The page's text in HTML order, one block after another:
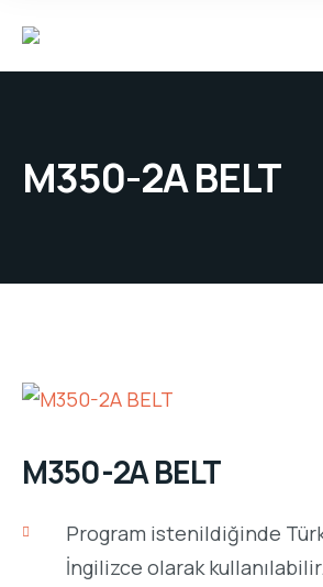
M350-2A BELT
M350-2A BELT
Program istenildiğinde
İngilizce olarak kullanılabilir.